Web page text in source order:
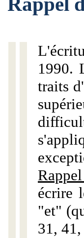
1990.
traits
écrire
"et"
31,